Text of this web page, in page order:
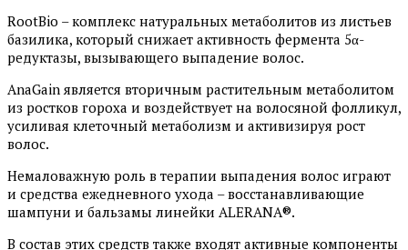
RootBio – комплекс натуральных метаболитов из листьев
базилика, который снижает активность фермента 5α-
редуктазы, вызывающего выпадение волос.
AnaGain является вторичным растительным метаболитом
из ростков гороха и воздействует на волосяной фолликул,
усиливая клеточный метаболизм и активизируя рост
волос.
Немаловажную роль в терапии выпадения волос играют
и средства ежедневного ухода – восстанавливающие
шампуни и бальзамы линейки ALERANA®.
В состав этих средств также входят активные компоненты